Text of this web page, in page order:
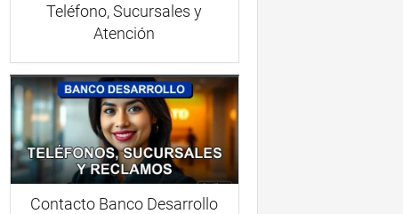
Teléfono, Sucursales y
Atención
Contacto Banco Desarrollo